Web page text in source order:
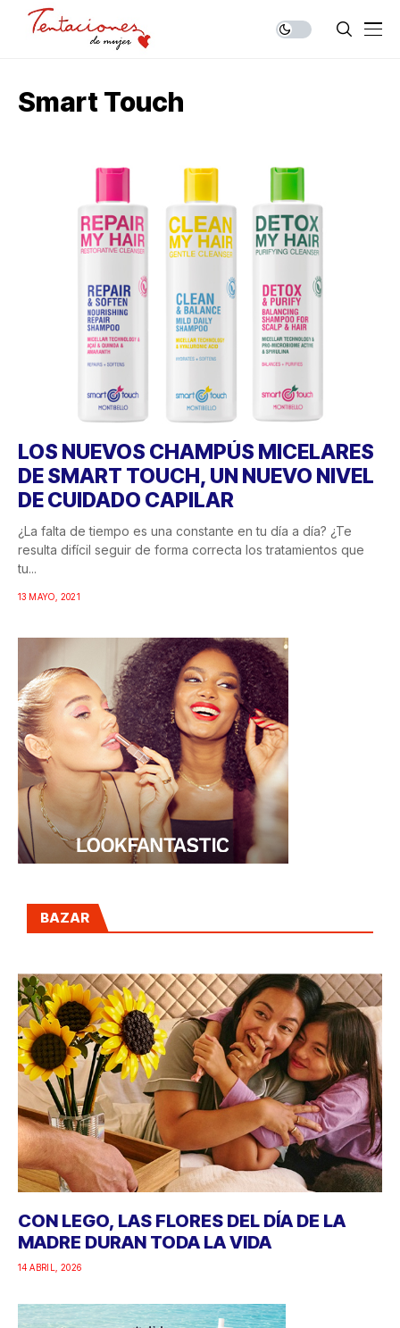
Smart Touch
LOS NUEVOS CHAMPÚS MICELARES
DE SMART TOUCH, UN NUEVO NIVEL
DE CUIDADO CAPILAR
¿La falta de tiempo es una constante en tu día a día? ¿Te
resulta difícil seguir de forma correcta los tratamientos que
tu...
13 MAYO, 2021
BAZAR
CON LEGO, LAS FLORES DEL DÍA DE LA
MADRE DURAN TODA LA VIDA
14 ABRIL, 2026